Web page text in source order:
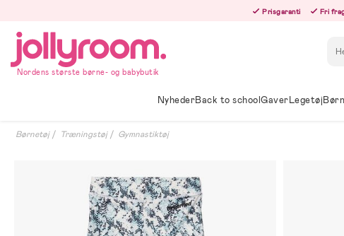
innehållet
Prisgaranti Fri
Nordens største børne- og babybutik
NyhederBack to schoolGaverLegetøj
Børnetøj Træningstøj Gymnastiktøj